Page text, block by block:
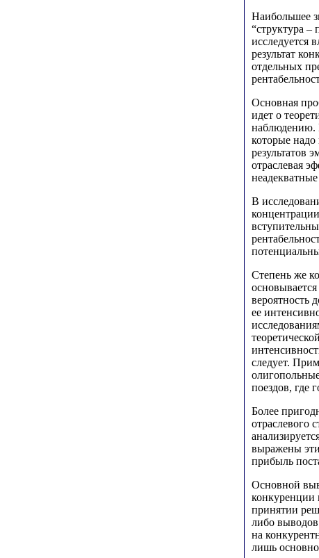
Наибольшее
“структура –
исследуется
результат
отдельных
Основная
идет о
наблюдению.
которые
результатов
отраслевая
В
Степень же
вероятность
ее
следует.
поездов, где
Более
отраслевого
выражены
прибыль
Основной
конкуренции
принятии
либо
на
лишь